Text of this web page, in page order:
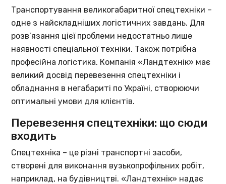
Транспортування великогабаритної спецтехніки –
одне з найскладніших логістичних завдань. Для
розв’язання цієї проблеми недостатньо лише
наявності спеціальної техніки. Також потрібна
професійна логістика. Компанія «Ландтехнік» має
великий досвід перевезення спецтехніки і
обладнання в негабариті по Україні, створюючи
оптимальні умови для клієнтів.
Перевезення спецтехніки: що сюди
входить
Спецтехніка – це різні транспортні засоби,
створені для виконання вузькопрофільних робіт,
наприклад, на будівництві. «Ландтехнік» надає